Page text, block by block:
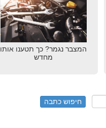
המצבר נגמר? כך תטענו אותו
מחדש